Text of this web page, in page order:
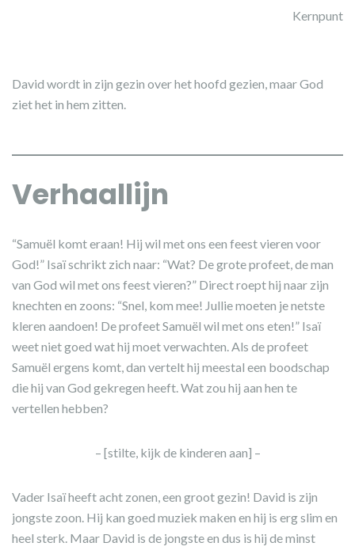
Kernpunt
David wordt in zijn gezin over het hoofd gezien, maar God
ziet het in hem zitten.
Verhaallijn
“Samuël komt eraan! Hij wil met ons een feest vieren voor
God!” Isaï schrikt zich naar: “Wat? De grote profeet, de man
van God wil met ons feest vieren?” Direct roept hij naar zijn
knechten en zoons: “Snel, kom mee! Jullie moeten je netste
kleren aandoen! De profeet Samuël wil met ons eten!” Isaï
weet niet goed wat hij moet verwachten. Als de profeet
Samuël ergens komt, dan vertelt hij meestal een boodschap
die hij van God gekregen heeft. Wat zou hij aan hen te
vertellen hebben?
– [stilte, kijk de kinderen aan] –
Vader Isaï heeft acht zonen, een groot gezin! David is zijn
jongste zoon. Hij kan goed muziek maken en hij is erg slim en
heel sterk. Maar David is de jongste en dus is hij de minst